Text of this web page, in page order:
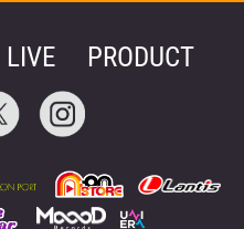
LIVE PRODUCT